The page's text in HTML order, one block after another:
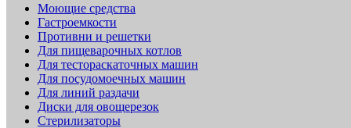
Моющие средства
Гастроемкости
Противни и решетки
Для пищеварочных котлов
Для тестораскаточных машин
Для посудомоечных машин
Для линий раздачи
Диски для овощерезок
Стерилизаторы